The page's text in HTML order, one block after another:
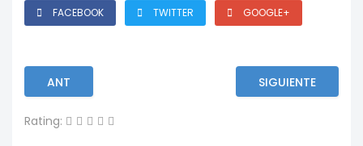
FACEBOOK TWITTER GOOGLE+
ANT SIGUIENTE
Rating: